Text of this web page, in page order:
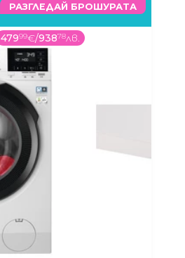
РАЗГЛЕДАЙ БРОШУРАТА
47999€/93878лв.